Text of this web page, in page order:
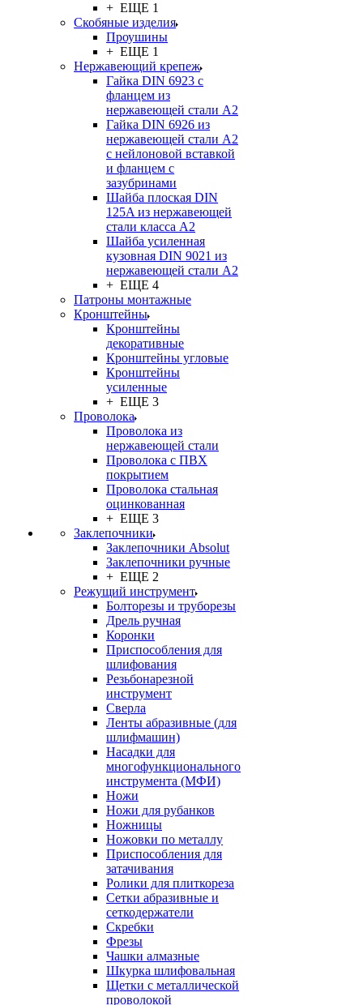
+ ЕЩЕ 1
Скобяные изделия
Проушины
+ ЕЩЕ 1
Нержавеющий крепеж
Гайка DIN 6923 с
фланцем из
нержавеющей стали А2
Гайка DIN 6926 из
нержавеющей стали А2
с нейлоновой вставкой
и фланцем с
зазубринами
Шайба плоская DIN
125A из нержавеющей
стали класса A2
Шайба усиленная
кузовная DIN 9021 из
нержавеющей стали А2
+ ЕЩЕ 4
Патроны монтажные
Кронштейны
Кронштейны
декоративные
Кронштейны угловые
Кронштейны
усиленные
+ ЕЩЕ 3
Проволока
Проволока из
нержавеющей стали
Проволока с ПВХ
покрытием
Проволока стальная
оцинкованная
+ ЕЩЕ 3
Заклепочники
Заклепочники Absolut
Заклепочники ручные
+ ЕЩЕ 2
Режущий инструмент
Болторезы и труборезы
Дрель ручная
Коронки
Приспособления для
шлифования
Резьбонарезной
инструмент
Сверла
Ленты абразивные (для
шлифмашин)
Насадки для
многофункционального
инструмента (МФИ)
Ножи
Ножи для рубанков
Ножницы
Ножовки по металлу
Приспособления для
затачивания
Ролики для плиткореза
Сетки абразивные и
сеткодержатели
Скребки
Фрезы
Чашки алмазные
Шкурка шлифовальная
Щетки с металлической
проволокой